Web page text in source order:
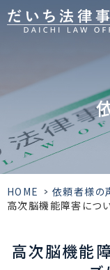
HOME > 依頼者様の
高次脳機能障害につ
高次脳機能